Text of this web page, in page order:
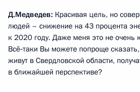
Д.Медведев: Красивая цель, но
людей – снижение на 43 процента
к 2020 году. Даже меня это не очень
Всё‑таки Вы можете попроще
живут в Свердловской области,
в ближайшей перспективе?